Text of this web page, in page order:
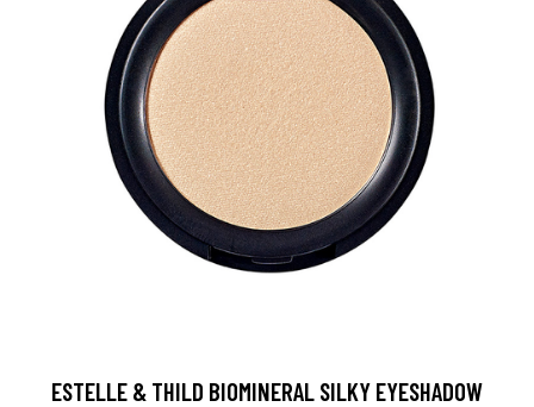
ESTELLE & THILD BIOMINERAL SILKY EYESHADOW